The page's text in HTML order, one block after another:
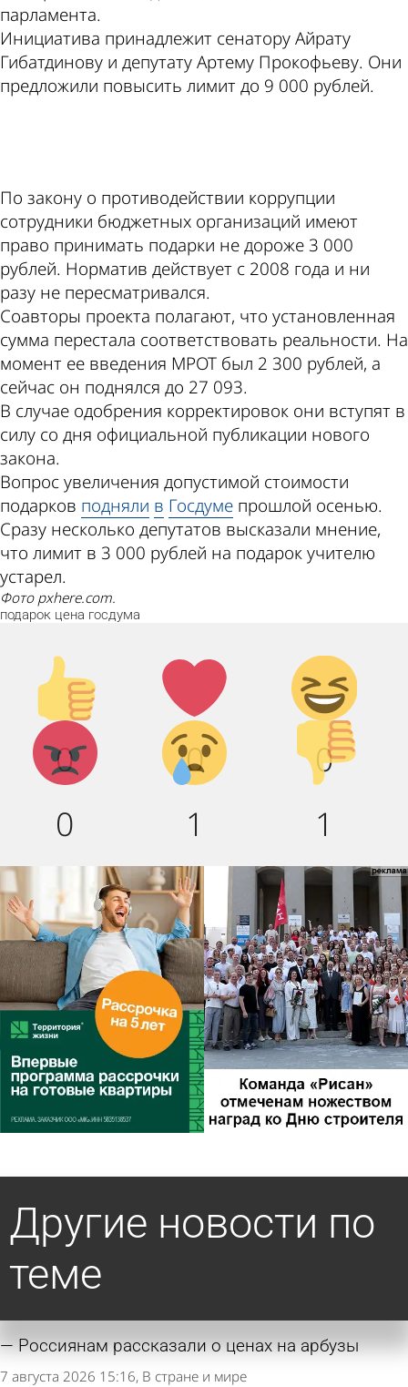
парламента.
Инициатива принадлежит сенатору Айрату
Гибатдинову и депутату Артему Прокофьеву. Они
предложили повысить лимит до 9 000 рублей.
По закону о противодействии коррупции
сотрудники бюджетных организаций имеют
право принимать подарки не дороже 3 000
рублей. Норматив действует с 2008 года и ни
разу не пересматривался.
Соавторы проекта полагают, что установленная
сумма перестала соответствовать реальности. На
момент ее введения МРОТ был 2 300 рублей, а
сейчас он поднялся до 27 093.
В случае одобрения корректировок они вступят в
силу со дня официальной публикации нового
закона.
Вопрос увеличения допустимой стоимости
подарков подняли в Госдуме прошлой осенью.
Сразу несколько депутатов высказали мнение,
что лимит в 3 000 рублей на подарок учителю
устарел.
Фото pxhere.com.
подарок цена госдума
Палец
вверх!
0
Лайк!
0
Дикий
смех!
0
Агрессия!
0
Грусть :
(
1
Палец
вниз!
1
Другие новости по
теме
Россиянам рассказали о ценах на арбузы
7 августа 2026 15:16 В стране и мире